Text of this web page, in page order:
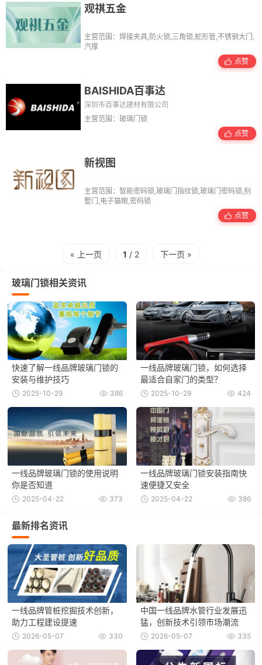
观祺五金
主营范围：焊接夹具,防火锁,三角锁,蛇形管,不锈钢大门,
汽撑
点赞
BAISHIDA百事达
深圳市百事达建材有限公司
主营范围：玻璃门锁
点赞
新视图
主营范围：智能密码锁,玻璃门指纹锁,玻璃门密码锁,别
墅门,电子猫眼,密码锁
点赞
« 上一页 1 / 2 下一页 »
玻璃门锁相关资讯
快速了解一线品牌玻璃门锁的
安装与维护技巧
386
2025-10-29
一线品牌玻璃门锁，如何选择
最适合自家门的类型？
424
2025-10-29
一线品牌玻璃门锁的使用说明
你是否知道
373
2025-04-22
一线品牌玻璃门锁安装指南快
速便捷又安全
386
2025-04-22
最新排名资讯
一线品牌管桩挖掘技术创新，
助力工程建设提速
330
2026-05-07
中国一线品牌水管行业发展迅
猛，创新技术引领市场潮流
335
2026-05-07